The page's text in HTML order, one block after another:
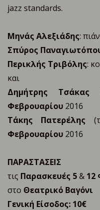
jazz standards.
Mηνάς Αλεξιάδης:
Σπύρος
Περικλής Τριβόλης:
και
Δημήτρης Τσάκας
Φεβρουαρίου 2016
Τάκης Πατερέλης
Φεβρουαρίου 2016
ΠΑΡΑΣΤΑΣΕΙΣ
τις Παρασκευές 5& 12
στο Θεατρικό Βαγόνι
Γενική Είσοδος: 10€